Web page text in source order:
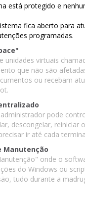
está protegido e
fica aberto para
programadas.
virtuais
que não são
ou recebam
pode
descongelar, reiniciar
ir até cada
Manutenção
onde o
do Windows ou
tudo durante a